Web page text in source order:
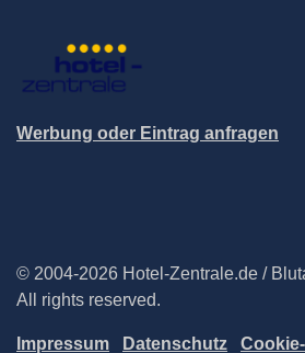
Werbung oder Eintrag anfragen
© 2004-2026 Hotel-Zentrale.de /
All rights reserved.
Impressum Datenschutz